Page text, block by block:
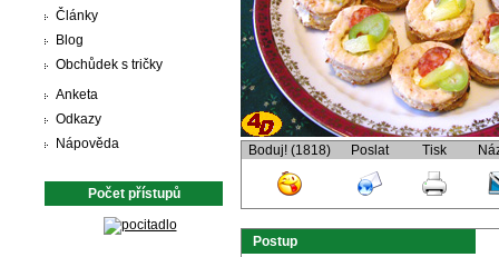
Články
Blog
Obchůdek s tričky
Anketa
Odkazy
Nápověda
Počet přístupů
Boduj! (1818) Poslat Tisk
Postup